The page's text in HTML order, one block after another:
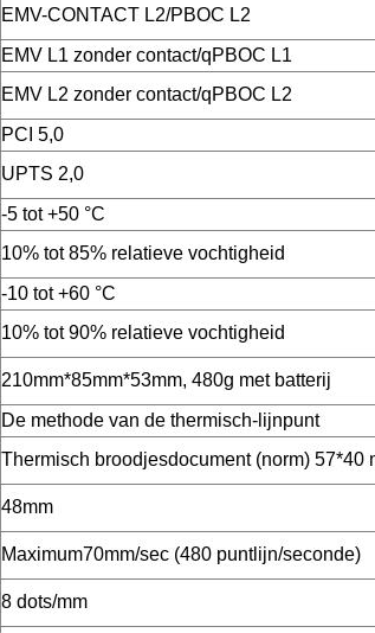
EMV-CONTACT L2/PBOC L2
EMV L1 zonder contact/qPBOC L1
EMV L2 zonder contact/qPBOC L2
PCI 5,0
UPTS 2,0
-5 tot +50 °C
10% tot 85% relatieve vochtigheid
-10 tot +60 °C
10% tot 90% relatieve vochtigheid
210mm*85mm*53mm, 480g met batterij
De methode van de thermisch-lijnpunt
Thermisch broodjesdocument (norm) 57*40
48mm
Maximum70mm/sec (480 puntlijn/seconde)
8 dots/mm